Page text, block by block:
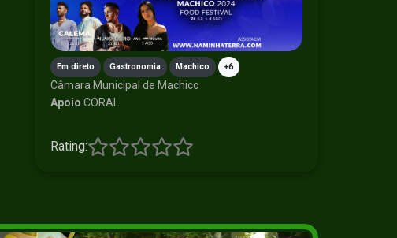
Em direto Gastronomia Machico +6
Câmara Municipal de Machico
Apoio CORAL
Rating: